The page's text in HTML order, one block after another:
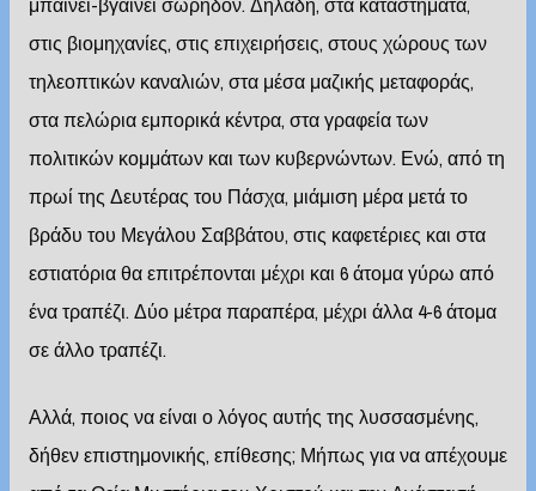
στις βιομηχανίες, στις επιχειρήσεις, στους χώρους των
τηλεοπτικών καναλιών, στα μέσα μαζικής μεταφοράς,
στα πελώρια εμπορικά κέντρα, στα γραφεία των
πολιτικών κομμάτων και των κυβερνώντων. Ενώ, από τη
πρωί της Δευτέρας του Πάσχα, μιάμιση μέρα μετά το
βράδυ του Μεγάλου Σαββάτου, στις καφετέριες και στα
εστιατόρια θα επιτρέπονται μέχρι και 6 άτομα γύρω από
ένα τραπέζι. Δύο μέτρα παραπέρα, μέχρι άλλα 4-6 άτομα
σε άλλο τραπέζι.
Αλλά, ποιος να είναι ο λόγος αυτής της λυσσασμένης,
δήθεν επιστημονικής, επίθεσης; Μήπως για να απέχουμε